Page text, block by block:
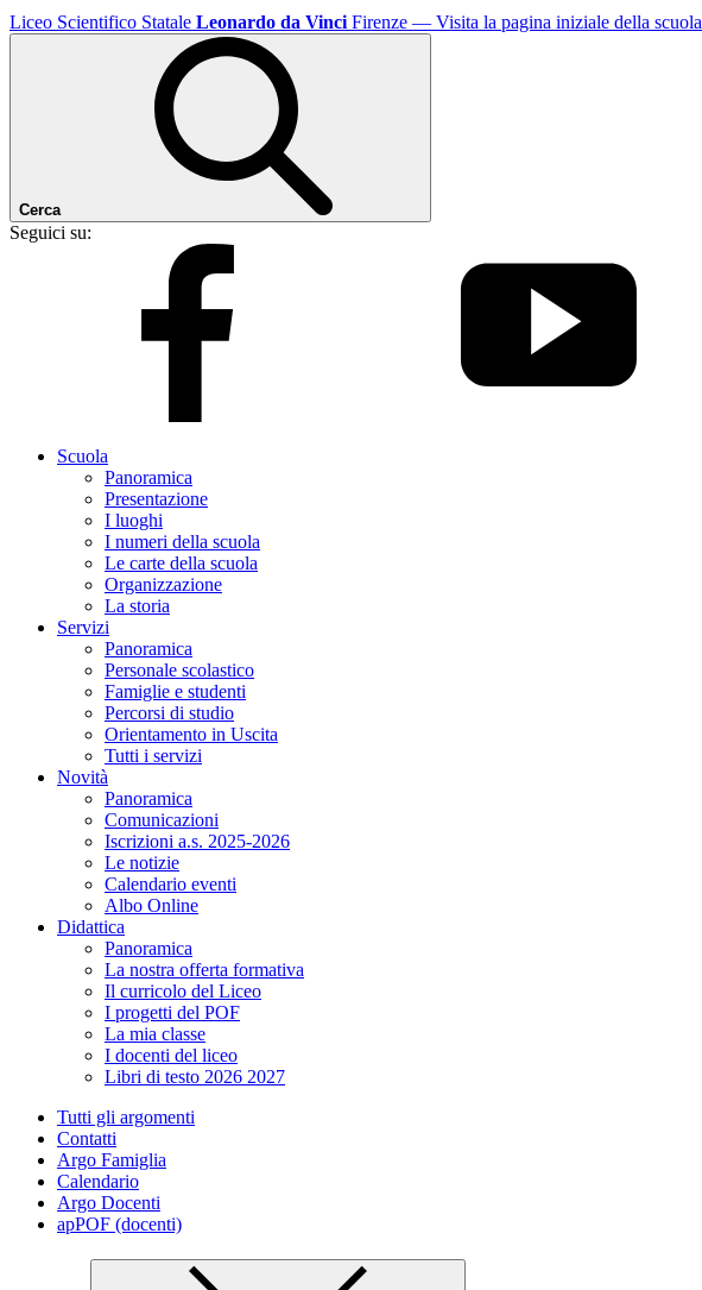
Liceo Scientifico Statale Leonardo da Vinci Firenze — Visita la pagina iniziale della scuola
Cerca
Seguici su:
Scuola
Panoramica
Presentazione
I luoghi
I numeri della scuola
Le carte della scuola
Organizzazione
La storia
Servizi
Panoramica
Personale scolastico
Famiglie e studenti
Percorsi di studio
Orientamento in Uscita
Tutti i servizi
Novità
Panoramica
Comunicazioni
Iscrizioni a.s. 2025-2026
Le notizie
Calendario eventi
Albo Online
Didattica
Panoramica
La nostra offerta formativa
Il curricolo del Liceo
I progetti del POF
La mia classe
I docenti del liceo
Libri di testo 2026 2027
Tutti gli argomenti
Contatti
Argo Famiglia
Calendario
Argo Docenti
apPOF (docenti)